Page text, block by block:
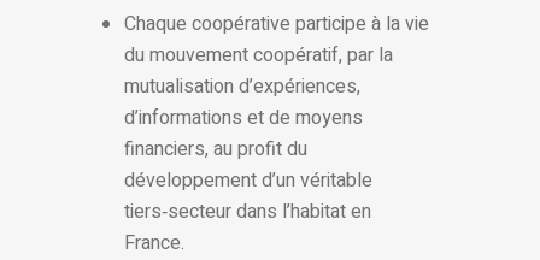
Chaque coopérative participe à la vie
du mouvement coopératif, par la
mutualisation d’expériences,
d’informations et de moyens
financiers, au profit du
développement d’un véritable
tiers‑secteur dans l’habitat en
France.